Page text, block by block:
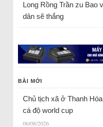
Long Rồng Trầnzu Bao
dân sẽ thắng
BÀI MỚI
Chủ tịch xã ở Thanh
cá độ world cup
06/08/2026